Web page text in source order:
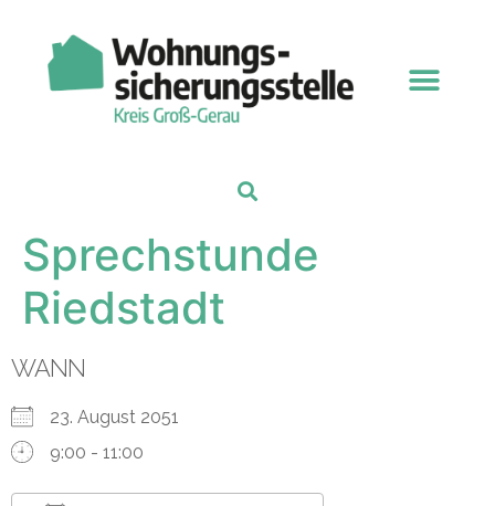
Sprechstunde
Riedstadt
WANN
23. August 2051
9:00 - 11:00